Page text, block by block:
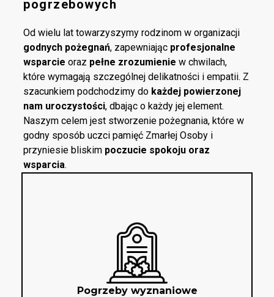
pogrzebowych
Od wielu lat towarzyszymy rodzinom w organizacji
godnych pożegnań, zapewniając profesjonalne
wsparcie oraz pełne zrozumienie w chwilach,
które wymagają szczególnej delikatności i empatii. Z
szacunkiem podchodzimy do każdej powierzonej
nam uroczystości, dbając o każdy jej element.
Naszym celem jest stworzenie pożegnania, które w
godny sposób uczci pamięć Zmarłej Osoby i
przyniesie bliskim poczucie spokoju oraz
wsparcia.
Pogrzeby wyznaniowe